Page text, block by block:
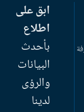
ابق على
اطلاع
بأحدث
البيانات
والرؤى
لدينا